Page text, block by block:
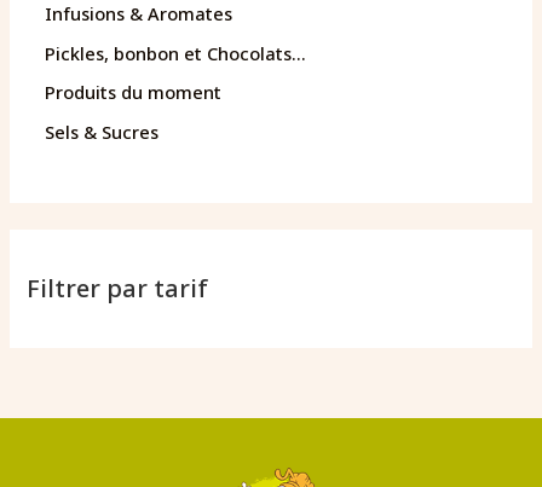
Infusions & Aromates
Pickles, bonbon et Chocolats...
Produits du moment
Sels & Sucres
Filtrer par tarif